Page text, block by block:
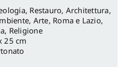
Restauro, Architettura,
, Arte, Roma e Lazio,
Religione
25 cm